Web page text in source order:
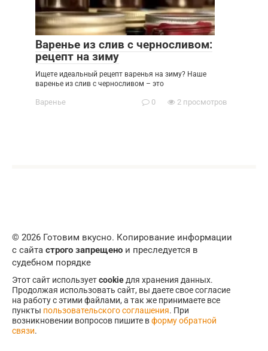
Варенье из слив с черносливом:
рецепт на зиму
Ищете идеальный рецепт варенья на зиму? Наше
варенье из слив с черносливом – это
Варенье 0 2 просмотров
© 2026 Готовим вкусно. Копирование информации
с сайта строго запрещено и преследуется в
судебном порядке
Этот сайт используетcookie для хранения данных.
Продолжая использовать сайт, вы даете свое согласие
на работу с этими файлами, а так же принимаете все
пункты пользовательского соглашения. При
возникновении вопросов пишите вформу обратной
связи.